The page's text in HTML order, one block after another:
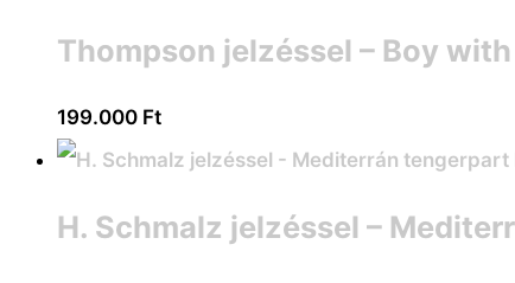
Thompson jelzéssel – Boy
199.000 Ft
H. Schmalz jelzéssel –